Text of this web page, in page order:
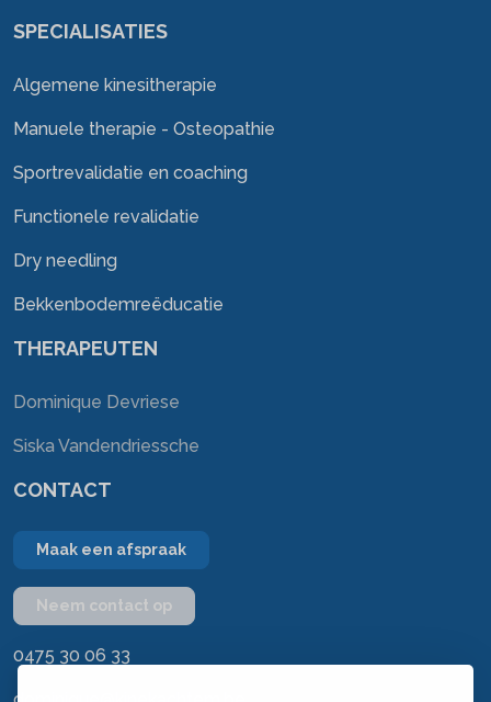
SPECIALISATIES
Algemene kinesitherapie
Manuele therapie - Osteopathie
Sportrevalidatie en coaching
Functionele revalidatie
Dry needling
Bekkenbodemreëducatie
THERAPEUTEN
Dominique Devriese
Siska Vandendriessche
CONTACT
Maak een afspraak
Neem contact op
0475 30 06 33